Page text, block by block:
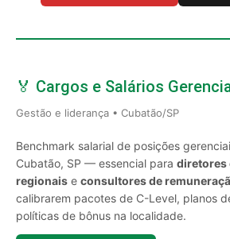
🏅 Cargos e Salários
Gestão e liderança • Cubatão/SP
Benchmark salarial de posições
Cubatão, SP — essencial para diretores
regionais e consultores de
calibrarem pacotes de C-Level, planos
políticas de bônus na localidade.